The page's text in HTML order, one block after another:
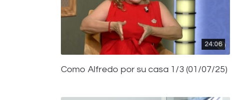
24:06
Como Alfredo por su casa 1/3 (01/07/25)